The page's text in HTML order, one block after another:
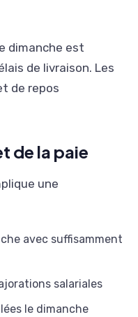
dimanche est
de livraison. Les
de repos
de la paie
une
avec suffisamment
salariales
le dimanche